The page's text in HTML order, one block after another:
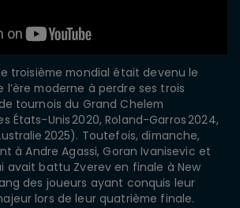
troisième mondial était devenu le
moderne à perdre ses trois
tournois du Grand Chelem
États-Unis 2020, Roland-Garros 2024,
2025). Toutefois, dimanche,
à Andre Agassi, Goran Ivanisevic et
avait battu Zverev en finale à New
des joueurs ayant conquis leur
lors de leur quatrième finale.